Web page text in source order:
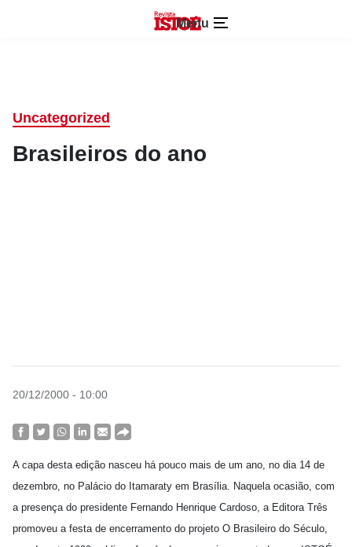
Menu
Uncategorized
Brasileiros do ano
20/12/2000 - 10:00
A capa desta edição nasceu há pouco mais de um ano, no dia 14 de
dezembro, no Palácio do Itamaraty em Brasília. Naquela ocasião, com
a presença do presidente Fernando Henrique Cardoso, a Editora Três
promoveu a festa de encerramento do projeto O Brasileiro do Século,